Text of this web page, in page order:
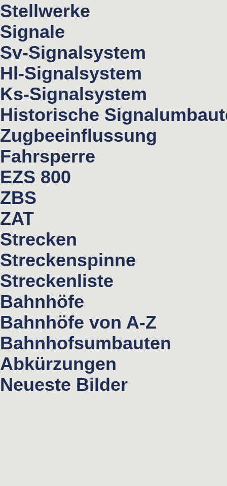
Stellwerke
Signale
Sv-Signalsystem
Hl-Signalsystem
Ks-Signalsystem
Historische
Zugbeeinflussung
Fahrsperre
EZS 800
ZBS
ZAT
Strecken
Streckenspinne
Streckenliste
Bahnhöfe
Bahnhöfe von A-Z
Bahnhofsumbauten
Abkürzungen
Neueste Bilder